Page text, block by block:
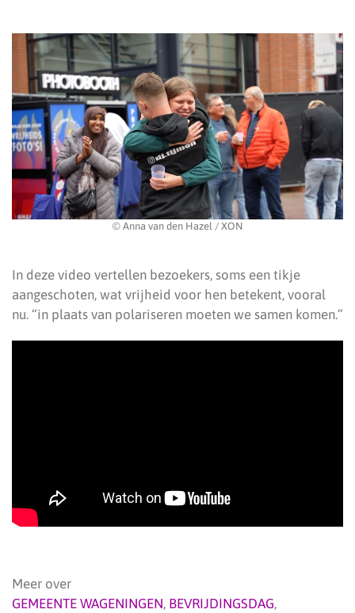
© Anna van den Hazel / XON
In deze video vertellen bezoekers, soms een tikje
aangeschoten, wat vrijheid voor hen betekent, vooral
nu. “in plaats van polariseren moeten we samen komen.”
Meer over
GEMEENTE WAGENINGEN, BEVRIJDINGSDAG,